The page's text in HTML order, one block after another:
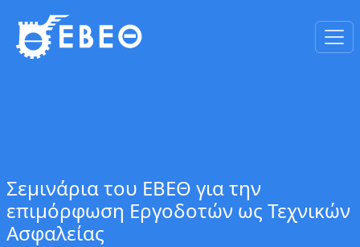
Σεμινάρια του ΕΒΕΘ για την
επιμόρφωση Εργοδοτών ως Τεχνικών
Ασφαλείας